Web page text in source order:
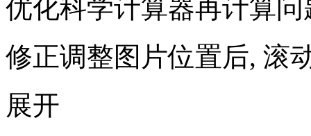
优化科学计算器再计算问
修正调整图片位置后, 滚
展开